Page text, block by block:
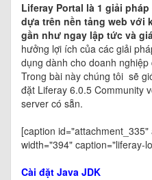
Liferay Portal là 1 giải
dựa trên nền tảng web với
gần như ngay lập tức và
hưởng lợi ích của các giải
dụng dành cho doanh
Trong bài này chúng tôi sẽ
đặt Liferay 6.0.5 Community
server có sẵn.
[caption
width="394" caption="liferay-
Cài đặt Java JDK